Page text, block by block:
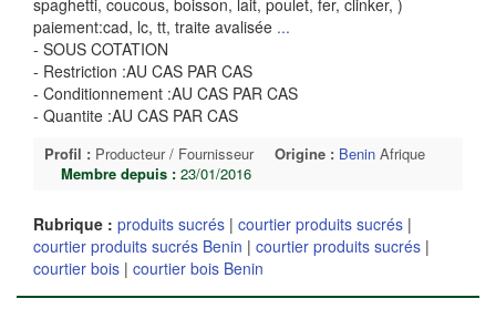
spaghetti, coucous, boisson, lait, poulet, fer, clinker, )
paiement:cad, lc, tt, traite avalisée ...
- SOUS COTATION
- Restriction :AU CAS PAR CAS
- Conditionnement :AU CAS PAR CAS
- Quantite :AU CAS PAR CAS
Profil : Producteur / Fournisseur Origine : Benin Afrique
Membre depuis : 23/01/2016
Rubrique : produits sucrés | courtier produits sucrés |
courtier produits sucrés Benin | courtier produits sucrés |
courtier bois | courtier bois Benin